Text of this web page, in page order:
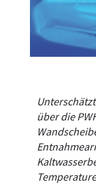
über die